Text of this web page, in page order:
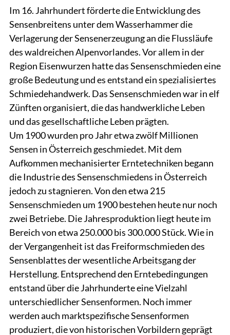
Im 16. Jahrhundert förderte die Entwicklung des
Sensenbreitens unter dem Wasserhammer die
Verlagerung der Sensenerzeugung an die Flussläufe
des waldreichen Alpenvorlandes. Vor allem in der
Region Eisenwurzen hatte das Sensenschmieden eine
große Bedeutung und es entstand ein spezialisiertes
Schmiedehandwerk. Das Sensenschmieden war in elf
Zünften organisiert, die das handwerkliche Leben
und das gesellschaftliche Leben prägten.
Um 1900 wurden pro Jahr etwa zwölf Millionen
Sensen in Österreich geschmiedet. Mit dem
Aufkommen mechanisierter Erntetechniken begann
die Industrie des Sensenschmiedens in Österreich
jedoch zu stagnieren. Von den etwa 215
Sensenschmieden um 1900 bestehen heute nur noch
zwei Betriebe. Die Jahresproduktion liegt heute im
Bereich von etwa 250.000 bis 300.000 Stück. Wie in
der Vergangenheit ist das Freiformschmieden des
Sensenblattes der wesentliche Arbeitsgang der
Herstellung. Entsprechend den Erntebedingungen
entstand über die Jahrhunderte eine Vielzahl
unterschiedlicher Sensenformen. Noch immer
werden auch marktspezifische Sensenformen
produziert, die von historischen Vorbildern geprägt